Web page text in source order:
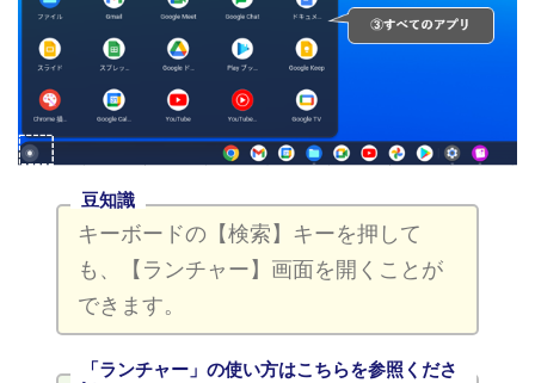
豆知識
キーボードの【検索】キーを押して
も、【ランチャー】画面を開くことが
できます。
「ランチャー」の使い方はこちらを参照くださ